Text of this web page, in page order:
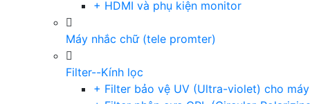
+ HDMI và phụ kiện monitor
Máy nhắc chữ (tele promter)
Filter--Kính lọc
+ Filter bảo vệ UV (Ultra-violet) cho